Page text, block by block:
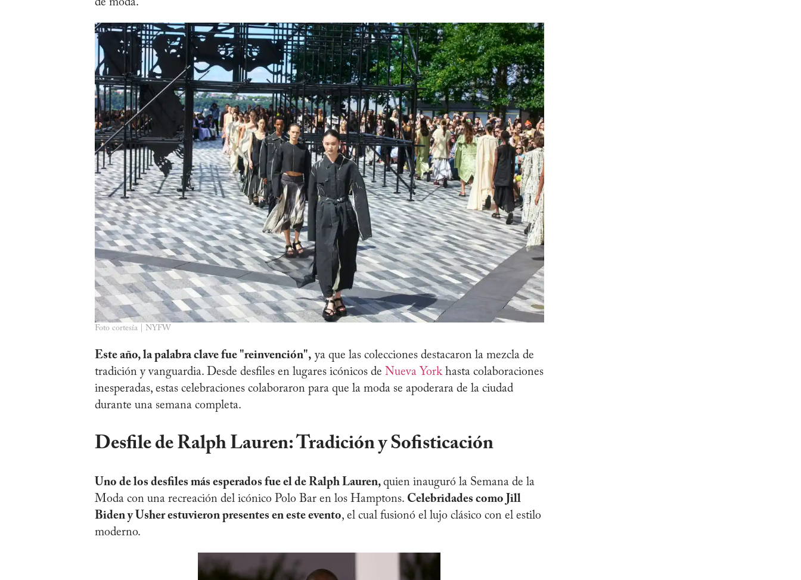
Foto cortesía | NYFW
Este año, la palabra clave fue "reinvención", ya que las colecciones destacaron la mezcla de
tradición y vanguardia. Desde desfiles en lugares icónicos de Nueva Yorkhasta colaboraciones
inesperadas, estas celebraciones colaboraron para que la moda se apoderara de la ciudad
durante una semana completa.
Desfile de Ralph Lauren: Tradición y Sofisticación
Uno de los desfiles más esperados fue el de Ralph Lauren, quien inauguró la Semana de la
Moda con una recreación del icónico Polo Bar en los Hamptons. Celebridades como Jill
Biden y Usher estuvieron presentes en este evento, el cual fusionó el lujo clásico con el estilo
moderno.